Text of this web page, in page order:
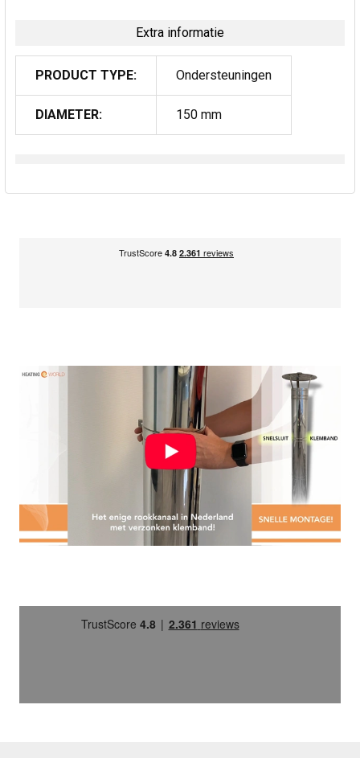
Extra informatie
PRODUCT TYPE: Ondersteuningen
DIAMETER: 150 mm